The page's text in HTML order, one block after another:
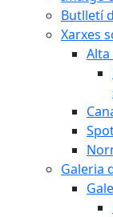
Butlletí
Xarxes
Alta
Galeria